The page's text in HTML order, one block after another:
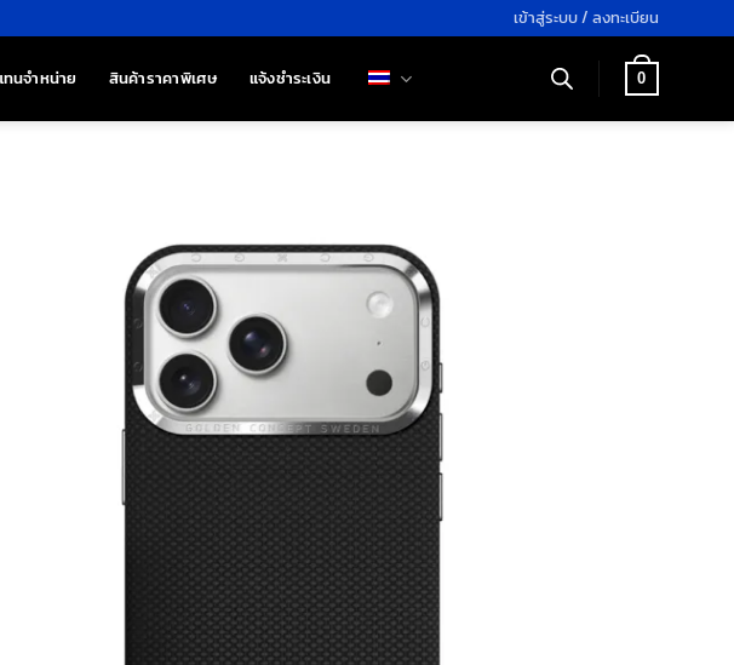
เข้าสู่ระบบ / ลงทะเบียน
นจำหน่าย สินค้าราคาพิเศษ แจ้งชำระเงิน 0